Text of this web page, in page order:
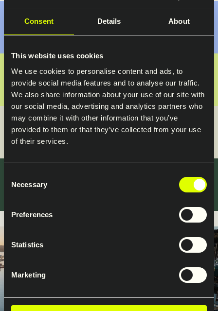
Consent Details About
This website uses cookies
We use cookies to personalise content and ads, to
provide social media features and to analyse our traffic.
We also share information about your use of our site with
our social media, advertising and analytics partners who
may combine it with other information that you’ve
provided to them or that they’ve collected from your use
of their services.
Selection
Necessary
Preferences
Statistics
Marketing
Monteringsanvisninger
FDV - forvaltning, drift og vedlikehold
Reservedelsskisser
Overflatebehandling